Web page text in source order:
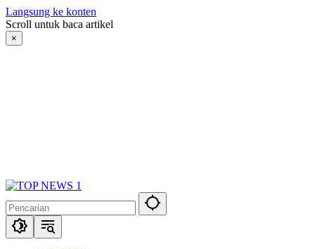
Langsung ke konten
Scroll untuk baca artikel
×